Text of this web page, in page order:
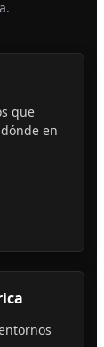
que
en